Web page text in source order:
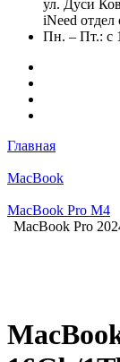
ул. Дуси
iNeed отдел
Пн. – Пт.: с
Главная
MacBook
MacBook Pro M4
MacBook Pro